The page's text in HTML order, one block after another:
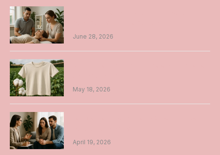
June 28, 2026
May 18, 2026
April 19, 2026